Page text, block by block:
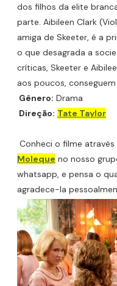
dos filhos da elite
parte. Aibileen Clark
amiga de Skeeter, é a
o que desagrada a
críticas, Skeeter e
aos poucos,
Gênero: Drama
Direção: Tate Taylor
Conheci o filme
Moleque no nosso
whatsapp, e pensa o
agradece-la